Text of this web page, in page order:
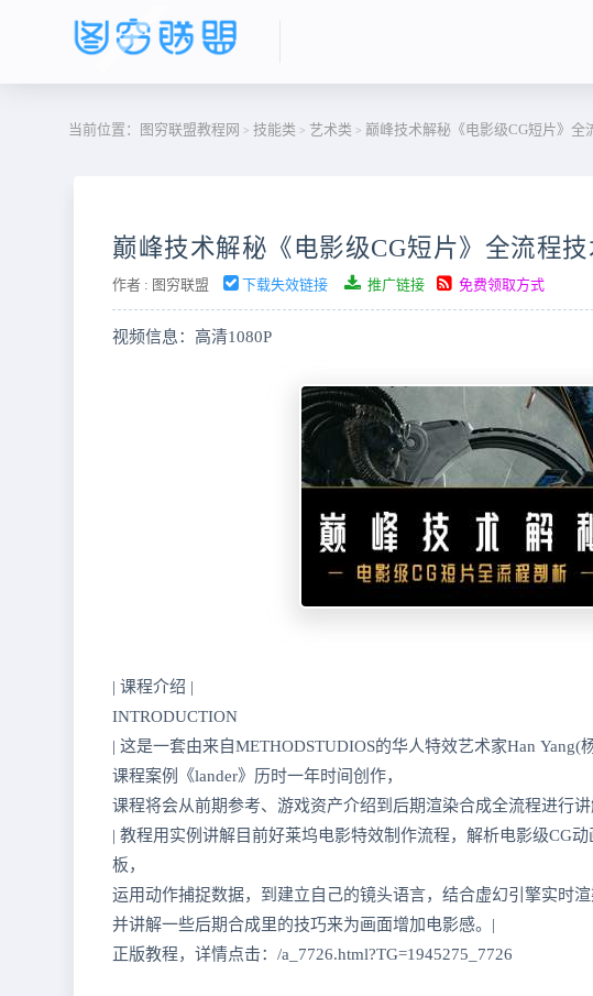
当前位置： 图穷联盟教程网 > 技能类 > 艺术类 > 巅峰技术解秘《电影级CG短片》全
巅峰技术解秘《电影级CG短片》全流程
作者 : 图穷联盟 下载失效链接 推广链接 免费领取方式
视频信息：高清1080P
| 课程介绍 |
INTRODUCTION
| 这是一套由来自METHODSTUDIOS的华人特效艺术家Han Yang(
课程案例《lander》历时一年时间创作，
课程将会从前期参考、游戏资产介绍到后期渲染合成全流程进行讲
| 教程用实例讲解目前好莱坞电影特效制作流程，解析电影级CG
板，
运用动作捕捉数据，到建立自己的镜头语言，结合虚幻引擎实时渲
并讲解一些后期合成里的技巧来为画面增加电影感。|
正版教程，详情点击：/a_7726.html?TG=1945275_7726